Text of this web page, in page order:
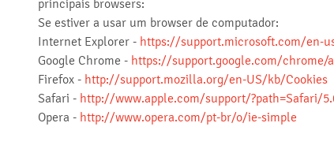
principais browsers:
Se estiver a usar um browser de computador:
Internet Explorer - https://support.microsoft.com/en-
Google Chrome - https://support.google.com/chrome/
Firefox - http://support.mozilla.org/en-US/kb/Cookies
Safari - http://www.apple.com/support/?path=Safari/
Opera - http://www.opera.com/pt-br/o/ie-simple